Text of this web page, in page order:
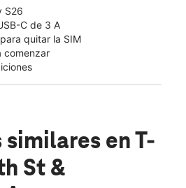
S26
C de 3 A
quitar la SIM
comenzar
similares en T-
St &